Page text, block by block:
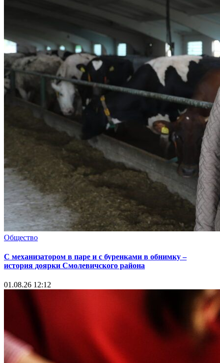
Общество
С механизатором в паре и с буренками в обнимку –
история доярки Смолевичского района
01.08.26 12:12